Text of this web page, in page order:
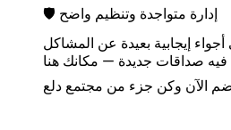
🛡️ إدارة متواجدة وتنظيم واضح
إيجابية بعيدة عن المشاكل.